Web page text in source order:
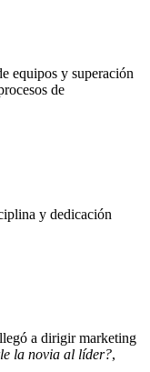
equipos y superación
de
y dedicación
a dirigir marketing
la novia al líder?,